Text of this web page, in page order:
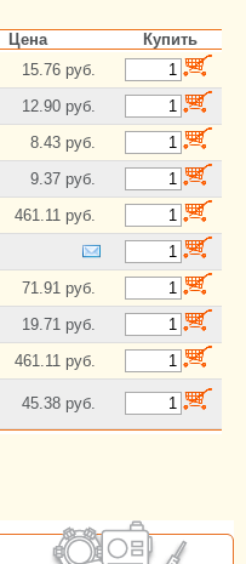
Цена Купить
15.76 руб.
12.90 руб.
8.43 руб.
9.37 руб.
461.11 руб.
71.91 руб.
19.71 руб.
461.11 руб.
45.38 руб.